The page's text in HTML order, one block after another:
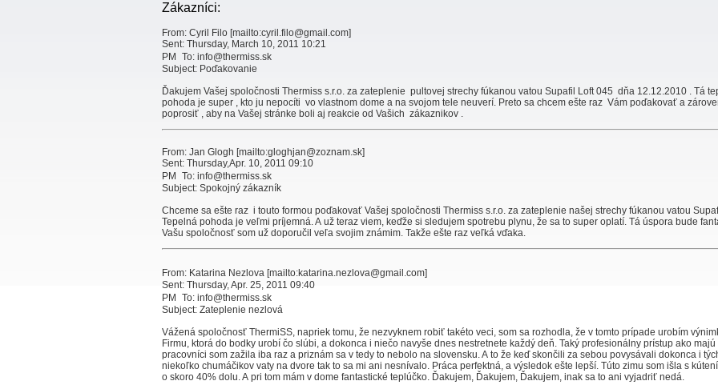
Zákazníci:
From: Cyril Filo [mailto:cyril.filo@gmail.com]
Sent: Thursday, March 10, 2011 10:21
PM To: info@thermiss.sk
Subject: Poďakovanie
Ďakujem Vašej spoločnosti Thermiss s.r.o. za zateplenie pultovej strechy fúkanou vatou Supafil Loft 045 dňa 12.12.2010 . Tá
pohoda je super , kto ju nepocíti vo vlastnom dome a na svojom tele neuverí. Preto sa chcem ešte raz Vám poďakovať a
poprosiť , aby na Vašej stránke boli aj reakcie od Vašich zákaznikov .
From: Jan Glogh [mailto:gloghjan@zoznam.sk]
Sent: Thursday,Apr. 10, 2011 09:10
PM To: info@thermiss.sk
Subject: Spokojný zákazník
Chceme sa ešte raz i touto formou poďakovať Vašej spoločnosti Thermiss s.r.o. za zateplenie našej strechy fúkanou vatou
Tepelná pohoda je veľmi príjemná. A už teraz viem, keďže si sledujem spotrebu plynu, že sa to super oplatí. Tá úspora bude
Vašu spoločnosť som už doporučil veľa svojim známim. Takže ešte raz veľká vďaka.
From: Katarina Nezlova [mailto:katarina.nezlova@gmail.com]
Sent: Thursday, Apr. 25, 2011 09:40
PM To: info@thermiss.sk
Subject: Zateplenie nezlová
Vážená spoločnosť ThermiSS, napriek tomu, že nezvyknem robiť takéto veci, som sa rozhodla, že v tomto prípade urobím
Firmu, ktorá do bodky urobí čo slúbi, a dokonca i niečo navyše dnes nestretnete každý deň. Taký profesionálny prístup ako majú
pracovníci som zažila iba raz a priznám sa v tedy to nebolo na slovensku. A to že keď skončili za sebou povysávali dokonca i
niekoľko chumáčikov vaty na dvore tak to sa mi ani nesnívalo. Práca perfektná, a výsledok ešte lepší. Túto zimu som išla s
o skoro 40% dolu. A pri tom mám v dome fantastické teplúčko. Ďakujem, Ďakujem, Ďakujem, inak sa to ani vyjadriť nedá.